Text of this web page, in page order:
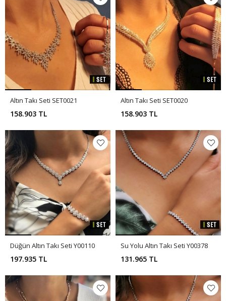
Altın Takı Seti SET0021
158.903 TL
Altın Takı Seti SET0020
158.903 TL
Düğün Altın Takı Seti Y00110
197.935 TL
Su Yolu Altın Takı Seti Y00378
131.965 TL